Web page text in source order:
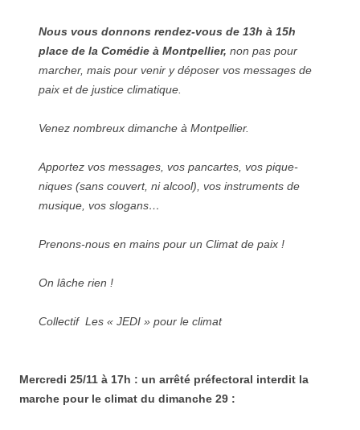
Nous vous donnons rendez-vous de 13h à 15h
place de la Comédie à Montpellier, non pas pour
marcher, mais pour venir y déposer vos messages de
paix et de justice climatique.
Venez nombreux dimanche à Montpellier.
Apportez vos messages, vos pancartes, vos pique-
niques (sans couvert, ni alcool), vos instruments de
musique, vos slogans…
Prenons-nous en mains pour un Climat de paix !
On lâche rien !
Collectif Les « JEDI » pour le climat
Mercredi 25/11 à 17h : un arrêté préfectoral interdit la
marche pour le climat du dimanche 29 :